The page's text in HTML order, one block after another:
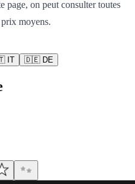
page, on peut consulter toutes
moyens.
IT 🇩🇪DE